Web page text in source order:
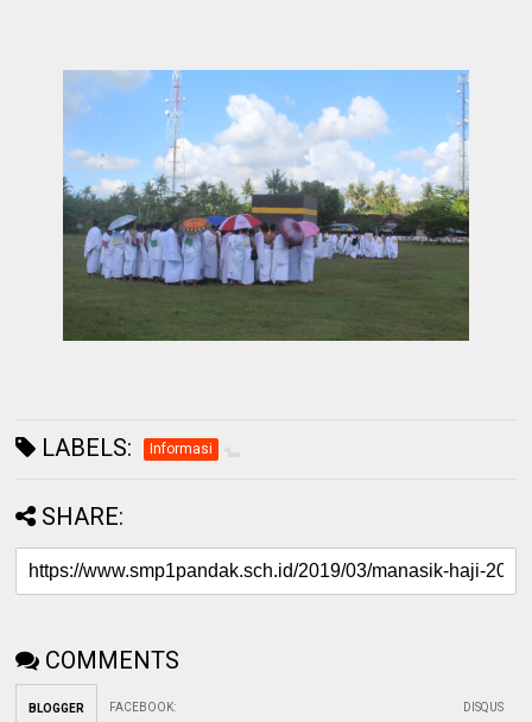
LABELS: Informasi
SHARE:
COMMENTS
BLOGGER FACEBOOK: DISQUS